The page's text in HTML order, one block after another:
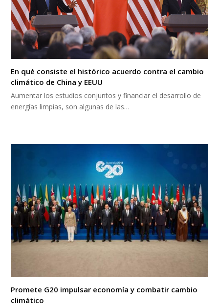
En qué consiste el histórico acuerdo contra el cambio
climático de China y EEUU
Aumentar los estudios conjuntos y financiar el desarrollo de
energías limpias, son algunas de las…
Promete G20 impulsar economía y combatir cambio
climático